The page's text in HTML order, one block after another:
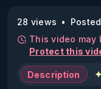
28 views
This video may
Protect this
Description